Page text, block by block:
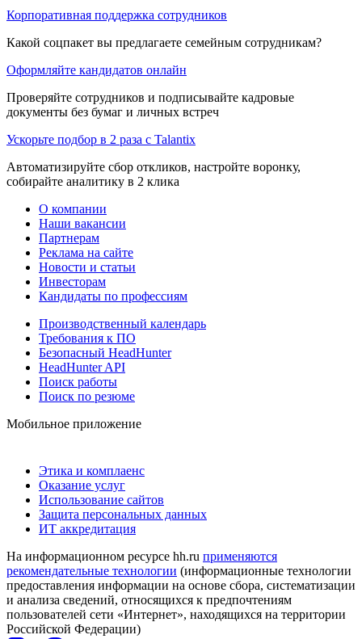
Корпоративная поддержка сотрудников
Какой соцпакет вы предлагаете семейным сотрудникам?
Оформляйте кандидатов онлайн
Проверяйте сотрудников и подписывайте кадровые
документы без бумаг и личных встреч
Ускорьте подбор в 2 раза с Talantix
Автоматизируйте сбор откликов, настройте воронку,
собирайте аналитику в 2 клика
О компании
Наши вакансии
Партнерам
Реклама на сайте
Новости и статьи
Инвесторам
Кандидаты по профессиям
Производственный календарь
Требования к ПО
Безопасный HeadHunter
HeadHunter API
Поиск работы
Поиск по резюме
Мобильное приложение
Этика и комплаенс
Оказание услуг
Использование сайтов
Защита персональных данных
ИТ аккредитация
На информационном ресурсе hh.ru применяются
рекомендательные технологии (информационные технологии
предоставления информации на основе сбора, систематизации
и анализа сведений, относящихся к предпочтениям
пользователей сети «Интернет», находящихся на территории
Российской Федерации)